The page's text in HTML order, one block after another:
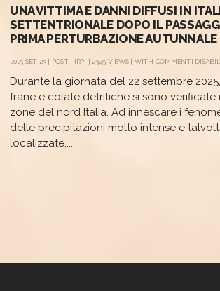
UNA VITTIMA E DANNI DIFFUSI IN
SETTENTRIONALE DOPO IL
PRIMA PERTURBAZIONE
2025 SET 23 | POST| IRPI | 2345 VIEWS | WITH COMMENTI
Durante la giornata del 22 settembre
frane e colate detritiche si sono verificate
zone del nord Italia. Ad innescare i
delle precipitazioni molto intense e
localizzate,...